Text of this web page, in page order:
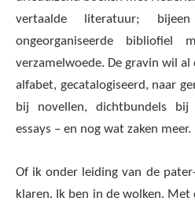
vertaalde literatuur;
ongeorganiseerde
verzamelwoede. De gravin wil
alfabet, gecatalogiseerd, naar
bij novellen, dichtbundels bij
essays – en nog wat zaken meer.
Of ik onder leiding van de
klaren. Ik ben in de wolken. Met